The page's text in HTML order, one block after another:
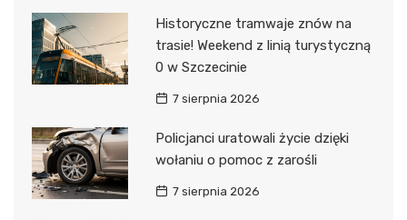
Historyczne tramwaje znów na
trasie! Weekend z linią turystyczną
0 w Szczecinie
7 sierpnia 2026
Policjanci uratowali życie dzięki
wołaniu o pomoc z zarośli
7 sierpnia 2026